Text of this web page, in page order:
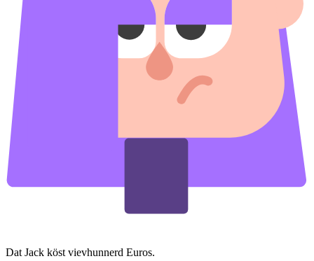
Dat Jack köst vievhunnerd Euros.